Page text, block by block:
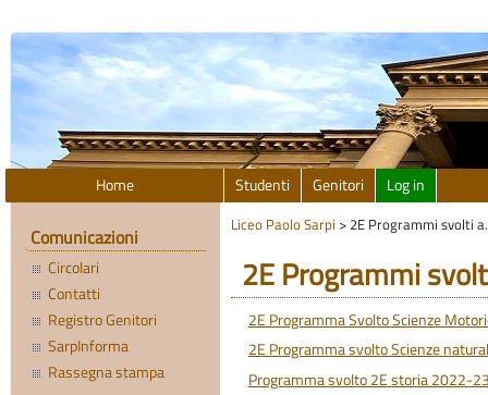
Home Studenti Genitori Log in
Comunicazioni
Circolari
Contatti
Registro Genitori
SarpInforma
Rassegna stampa
Liceo Paolo Sarpi > 2E Programmi svolti
2E Programmi
2E Programma Svolto Scienze
2E Programma svolto Scienze
Programma svolto 2E storia 2022-